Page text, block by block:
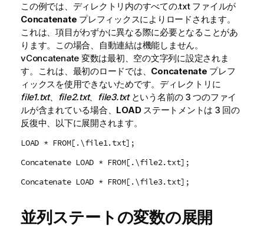
この例では、ディレクトリ内のすべての.txtファイルが
Concatenate プレフィックスによりロードされます。
これは、項目がわずかに異なる際に必要となることがあ
ります。この場合、自動連結は機能しません。
vConcatenate 変数は最初、空の文字列に設定されま
す。これは、最初のロードでは、 Concatenate プレフ
ィックスを使用できないためです。ディレクトリに
file1.txt、 file2.txt、 file3.txtという名前の 3 つのファイ
ルが含まれている場合、 LOADステートメントは 3 回の
反復中、以下に展開されます。
LOAD * FROM[.\file1.txt];
Concatenate LOAD * FROM[.\file2.txt];
Concatenate LOAD * FROM[.\file3.txt];
並列ステートの変数の展開